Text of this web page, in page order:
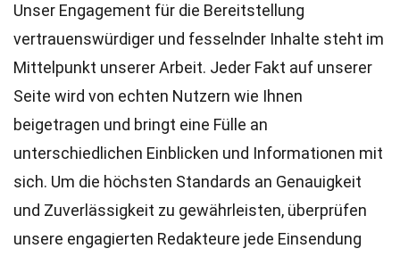
Unser Engagement für die Bereitstellung
vertrauenswürdiger und fesselnder Inhalte steht im
Mittelpunkt unserer Arbeit. Jeder Fakt auf unserer
Seite wird von echten Nutzern wie Ihnen
beigetragen und bringt eine Fülle an
unterschiedlichen Einblicken und Informationen mit
sich. Um die höchsten Standards an Genauigkeit
und Zuverlässigkeit zu gewährleisten, überprüfen
unsere engagierten Redakteure jede Einsendung